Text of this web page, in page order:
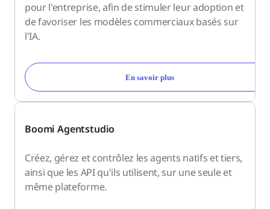
pour l'entreprise, afin de stimuler leur adoption et
de favoriser les modèles commerciaux basés sur
l'IA.
En savoir plus
Boomi Agentstudio
Créez, gérez et contrôlez les agents natifs et tiers,
ainsi que les API qu'ils utilisent, sur une seule et
même plateforme.